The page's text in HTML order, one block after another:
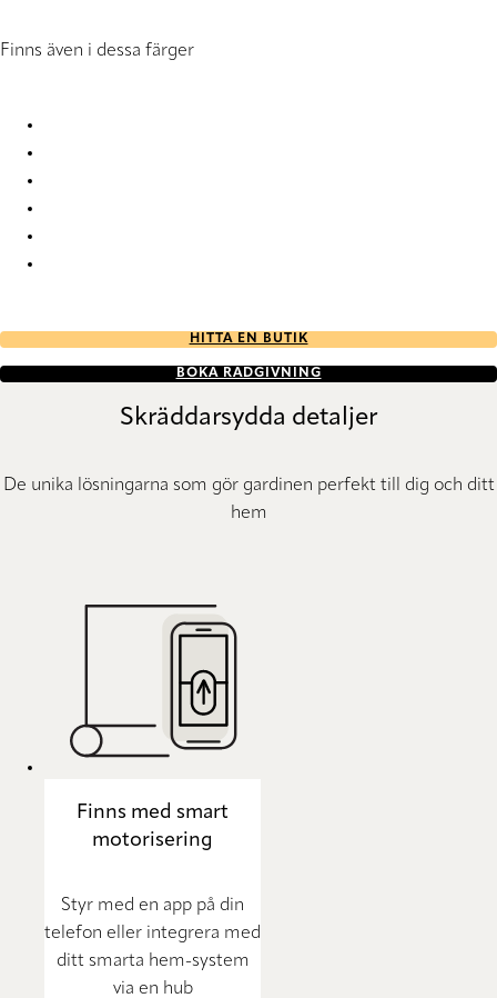
Finns även i dessa färger
HITTA EN BUTIK
BOKA RÅDGIVNING
Skräddarsydda detaljer
De unika lösningarna som gör gardinen perfekt till dig och ditt
hem
Finns med smart
motorisering
Styr med en app på din
telefon eller integrera med
ditt smarta hem-system
via en hub